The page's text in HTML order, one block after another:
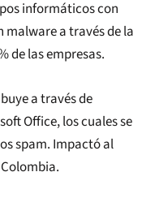
informáticos con
a través de la
de las empresas.
a través de
Office, los cuales se
spam. Impactó al